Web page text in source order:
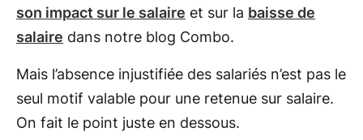
son impact sur le salaire et sur la baisse de
salaire dans notre blog Combo.
Mais l’absence injustifiée des salariés n’est pas le
seul motif valable pour une retenue sur salaire.
On fait le point juste en dessous.